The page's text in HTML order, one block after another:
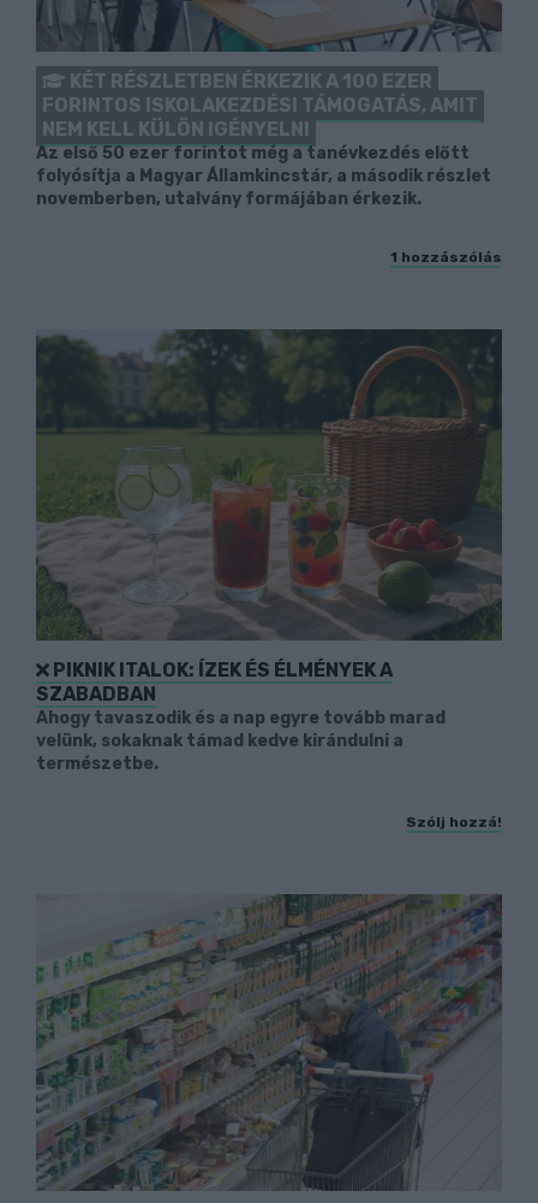
KÉT RÉSZLETBEN ÉRKEZIK A 100 EZER
FORINTOS ISKOLAKEZDÉSI TÁMOGATÁS, AMIT
NEM KELL KÜLÖN IGÉNYELNI
Az első 50 ezer forintot még a tanévkezdés előtt
folyósítja a Magyar Államkincstár, a második részlet
novemberben, utalvány formájában érkezik.
1 hozzászólás
PIKNIK ITALOK: ÍZEK ÉS ÉLMÉNYEK A
SZABADBAN
Ahogy tavaszodik és a nap egyre tovább marad
velünk, sokaknak támad kedve kirándulni a
természetbe.
Szólj hozzá!